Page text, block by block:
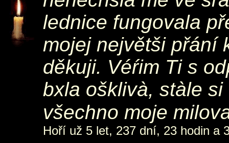
lednice fungovala
mojej největši přání
děkuji. Véŕim Ti s
bxla ošklivà, stàle
všechno moje
Hoří už 5 let, 237 dní, 23 hodin a